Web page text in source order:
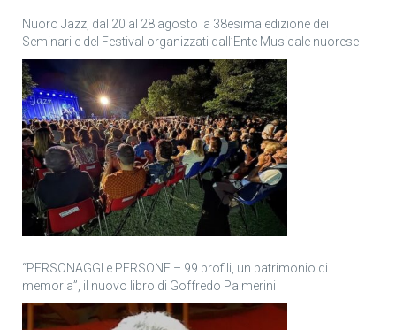
Nuoro Jazz, dal 20 al 28 agosto la 38esima edizione dei
Seminari e del Festival organizzati dall’Ente Musicale nuorese
“PERSONAGGI e PERSONE – 99 profili, un patrimonio di
memoria”, il nuovo libro di Goffredo Palmerini